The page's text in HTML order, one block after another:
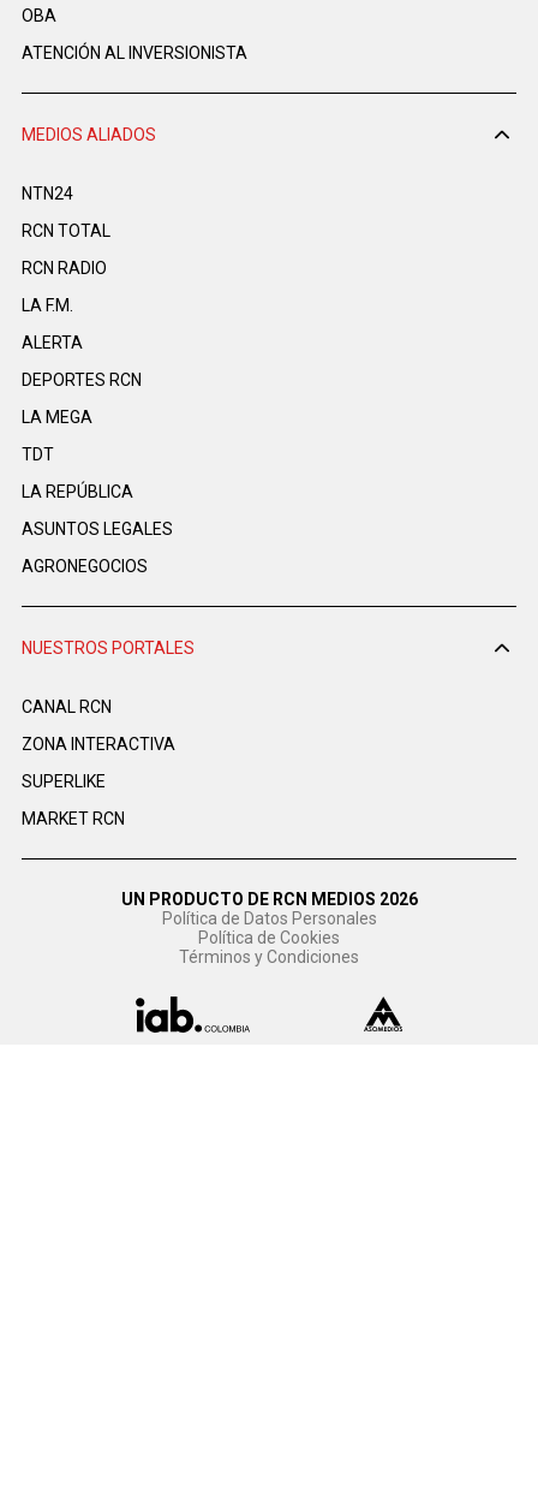
OBA
ATENCIÓN AL INVERSIONISTA
MEDIOS ALIADOS
NTN24
RCN TOTAL
RCN RADIO
LA F.M.
ALERTA
DEPORTES RCN
LA MEGA
TDT
LA REPÚBLICA
ASUNTOS LEGALES
AGRONEGOCIOS
NUESTROS PORTALES
CANAL RCN
ZONA INTERACTIVA
SUPERLIKE
MARKET RCN
UN PRODUCTO DE RCN MEDIOS 2026
Política de Datos Personales
Política de Cookies
Términos y Condiciones